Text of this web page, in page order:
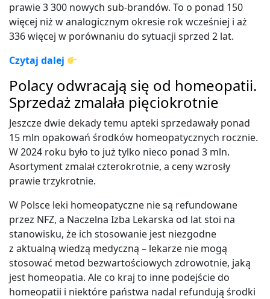
prawie 3 300 nowych sub-brandów. To o ponad 150
więcej niż w analogicznym okresie rok wcześniej i aż
336 więcej w porównaniu do sytuacji sprzed 2 lat.
Czytaj dalej
Polacy odwracają się od homeopatii.
Sprzedaż zmalała pięciokrotnie
Jeszcze dwie dekady temu apteki sprzedawały ponad
15 mln opakowań środków homeopatycznych rocznie.
W 2024 roku było to już tylko nieco ponad 3 mln.
Asortyment zmalał czterokrotnie, a ceny wzrosły
prawie trzykrotnie.
W Polsce leki homeopatyczne nie są refundowane
przez NFZ, a Naczelna Izba Lekarska od lat stoi na
stanowisku, że ich stosowanie jest niezgodne
z aktualną wiedzą medyczną – lekarze nie mogą
stosować metod bezwartościowych zdrowotnie, jaką
jest homeopatia. Ale co kraj to inne podejście do
homeopatii i niektóre państwa nadal refundują środki